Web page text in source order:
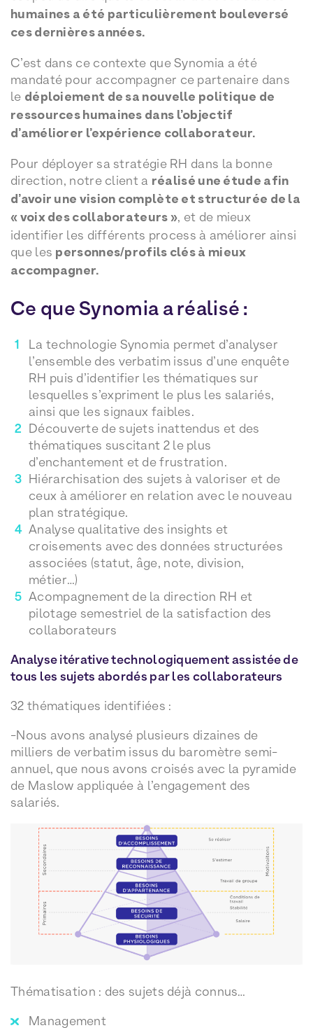
humaines a été particulièrement bouleversé
ces dernières années.
C’est dans ce contexte que Synomia a été
mandaté pour accompagner ce partenaire dans
le déploiement de sa nouvelle politique de
ressources humaines dans l’objectif
d’améliorer l’expérience collaborateur.
Pour déployer sa stratégie RH dans la bonne
direction, notre client a réalisé une étude afin
d’avoir une vision complète et structurée de la
« voix des collaborateurs », et de mieux
identifier les différents process à améliorer ainsi
que les personnes/profils clés à mieux
accompagner.
Ce que Synomia a réalisé :
La technologie Synomia permet d’analyser
l’ensemble des verbatim issus d’une enquête
RH puis d’identifier les thématiques sur
lesquelles s’expriment le plus les salariés,
ainsi que les signaux faibles.
Découverte de sujets inattendus et des
thématiques suscitant 2 le plus
d’enchantement et de frustration.
Hiérarchisation des sujets à valoriser et de
ceux à améliorer en relation avec le nouveau
plan stratégique.
Analyse qualitative des insights et
croisements avec des données structurées
associées (statut, âge, note, division,
métier…)
Acompagnement de la direction RH et
pilotage semestriel de la satisfaction des
collaborateurs
Analyse itérative technologiquement assistée de
tous les sujets abordés par les collaborateurs
32 thématiques identifiées :
-Nous avons analysé plusieurs dizaines de
milliers de verbatim issus du baromètre semi-
annuel, que nous avons croisés avec la pyramide
de Maslow appliquée à l’engagement des
salariés.
Thématisation : des sujets déjà connus…
Management